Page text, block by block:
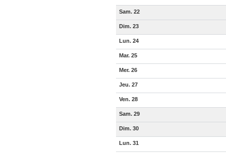
Sam. 22
Dim. 23
Lun. 24
Mar. 25
Mer. 26
Jeu. 27
Ven. 28
Sam. 29
Dim. 30
Lun. 31